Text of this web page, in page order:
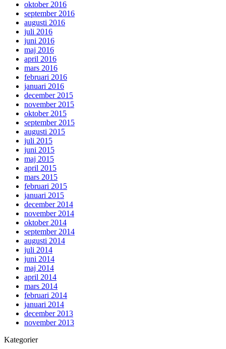
oktober 2016
september 2016
augusti 2016
juli 2016
juni 2016
maj 2016
april 2016
mars 2016
februari 2016
januari 2016
december 2015
november 2015
oktober 2015
september 2015
augusti 2015
juli 2015
juni 2015
maj 2015
april 2015
mars 2015
februari 2015
januari 2015
december 2014
november 2014
oktober 2014
september 2014
augusti 2014
juli 2014
juni 2014
maj 2014
april 2014
mars 2014
februari 2014
januari 2014
december 2013
november 2013
Kategorier